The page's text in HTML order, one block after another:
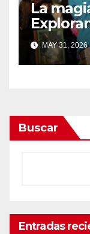
La
MAY 31, 2026
Buscar
Entradas